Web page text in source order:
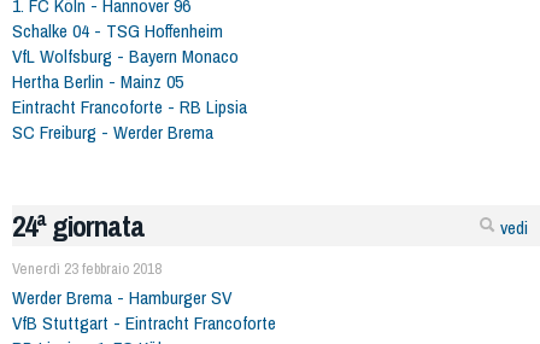
1. FC Köln - Hannover 96
Schalke 04 - TSG Hoffenheim
VfL Wolfsburg - Bayern Monaco
Hertha Berlin - Mainz 05
Eintracht Francoforte - RB Lipsia
SC Freiburg - Werder Brema
vedi
24ª giornata
Venerdì 23 febbraio 2018
Werder Brema - Hamburger SV
VfB Stuttgart - Eintracht Francoforte